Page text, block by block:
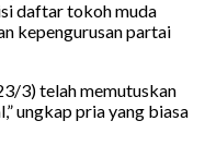
daftar tokoh muda
kepengurusan partai
3) telah memutuskan
ungkap pria yang biasa